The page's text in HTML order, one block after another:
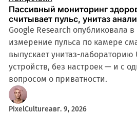
Пассивный мониторинг
считывает пульс, унитаз
Google Research опубликовала
измерение пульса по камере
выпускает унитаз-лабораторию
устройств, без настроек — и с
вопросом о приватности.
PixelCultureавг. 9, 2026